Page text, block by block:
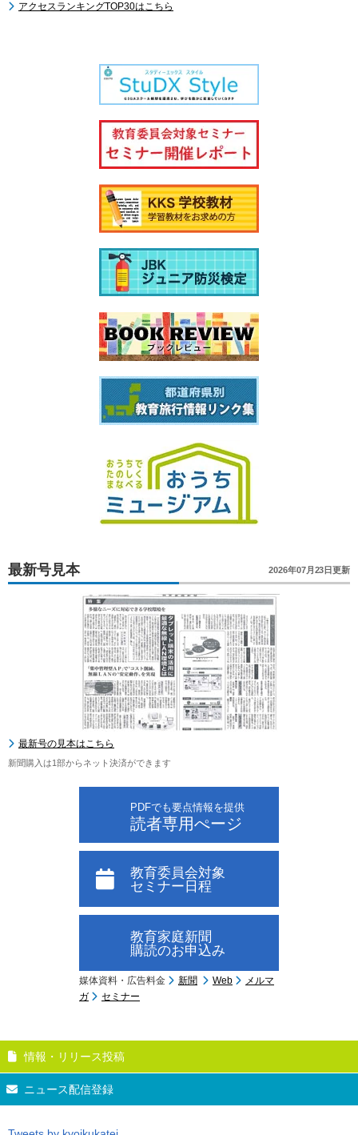
アクセスランキングTOP30はこちら
最新号見本 2026年07月23日更新
最新号の見本はこちら
新聞購入は1部からネット決済ができます
PDFでも要点情報を提供
読者専用ぺージ
教育委員会対象
セミナー日程
教育家庭新聞
購読のお申込み
媒体資料・広告料金 新聞 Web
メルマ
ガ
セミナー
情報・リリース投稿
ニュース配信登録